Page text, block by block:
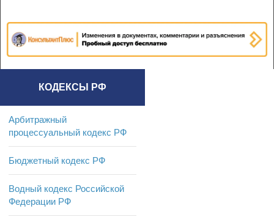
КОДЕКСЫ РФ
Арбитражный
процессуальный кодекс РФ
Бюджетный кодекс РФ
Водный кодекс Российской
Федерации РФ